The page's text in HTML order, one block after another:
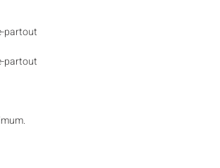
partout
partout